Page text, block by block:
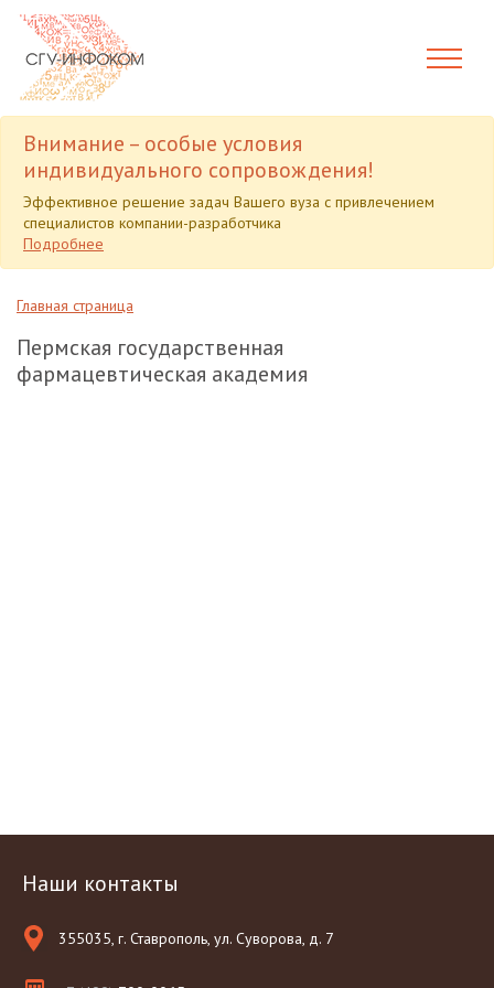
Внимание – особые условия
индивидуального сопровождения!
Эффективное решение задач Вашего вуза с привлечением
специалистов компании-разработчика
Подробнее
Главная страница
Пермская государственная
фармацевтическая академия
Наши контакты
355035, г. Ставрополь, ул. Суворова, д. 7